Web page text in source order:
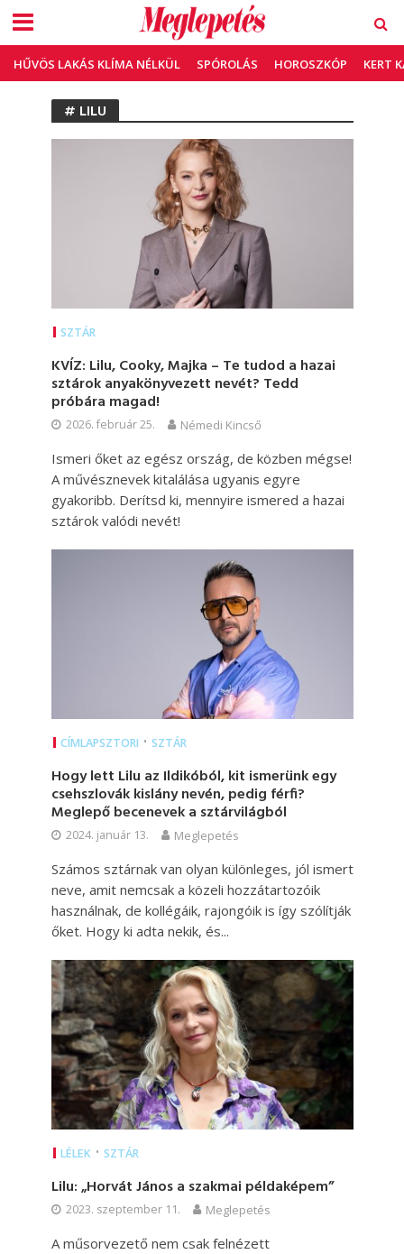
HŰVÖS LAKÁS KLÍMA NÉLKÜL SPÓROLÁS HOROSZKÓP KERT
# LILU
SZTÁR
KVÍZ: Lilu, Cooky, Majka – Te tudod a hazai
sztárok anyakönyvezett nevét? Tedd
próbára magad!
2026. február 25. Némedi Kincső
Ismeri őket az egész ország, de közben mégse!
A művésznevek kitalálása ugyanis egyre
gyakoribb. Derítsd ki, mennyire ismered a hazai
sztárok valódi nevét!
CÍMLAPSZTORI • SZTÁR
Hogy lett Lilu az Ildikóból, kit ismerünk egy
csehszlovák kislány nevén, pedig férfi?
Meglepő becenevek a sztárvilágból
2024. január 13. Meglepetés
Számos sztárnak van olyan különleges, jól ismert
neve, amit nemcsak a közeli hozzátartozóik
használnak, de kollégáik, rajongóik is így szólítják
őket. Hogy ki adta nekik, és...
LÉLEK • SZTÁR
Lilu: „Horvát János a szakmai példaképem”
2023. szeptember 11. Meglepetés
A műsorvezető nem csak felnézett